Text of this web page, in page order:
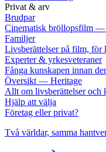
Privat & arv
Brudpar
Cinematisk bröllopsfilm —
Familjer
Livsberättelser på film, för
Experter & yrkesveteraner
Fånga kunskapen innan
Översikt — Heritage
Allt om livsberättelser och
Hjälp att välja
Företag eller privat?
Två världar, samma